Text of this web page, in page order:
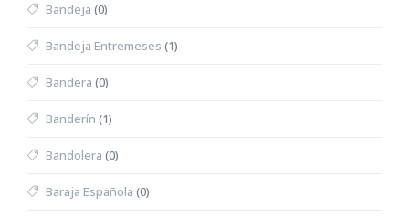
Bandeja (0)
Bandeja Entremeses (1)
Bandera (0)
Banderín (1)
Bandolera (0)
Baraja Española (0)